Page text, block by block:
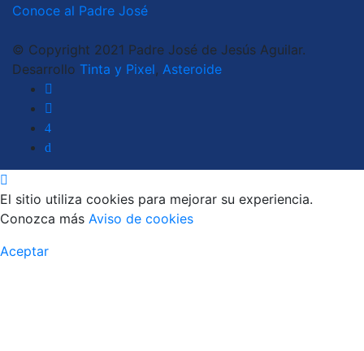
Conoce al Padre José
© Copyright 2021 Padre José de Jesús Aguilar.
Desarrollo Tinta y Pixel, Asteroide
El sitio utiliza cookies para mejorar su experiencia.
Conozca más Aviso de cookies
Aceptar